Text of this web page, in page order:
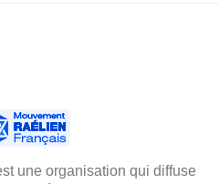
une organisation qui diffuse